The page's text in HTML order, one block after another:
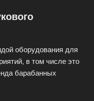
оборудования для
в том числе это
барабанных